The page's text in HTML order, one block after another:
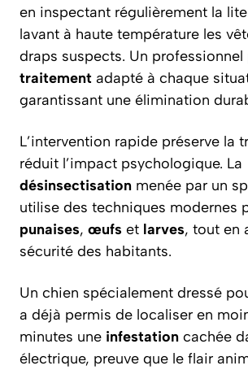
en inspectant régulièrement la
lavant à haute température les
draps suspects. Un professionnel
traitement adapté à chaque
garantissant une élimination
L’intervention rapide préserve la
réduit l’impact psychologique. La
désinsectisation menée par un
utilise des techniques modernes
punaises, œufs et larves, tout en
sécurité des habitants.
Un chien spécialement dressé
a déjà permis de localiser en
minutes une infestation cachée
électrique, preuve que le flair